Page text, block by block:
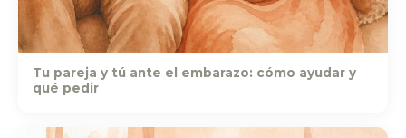
Tu pareja y tú ante el embarazo: cómo ayudar y
qué pedir